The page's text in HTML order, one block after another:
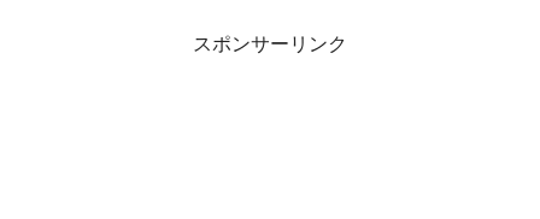
スポンサーリンク